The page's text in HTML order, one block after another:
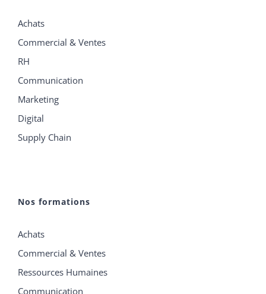
Achats
Commercial & Ventes
RH
Communication
Marketing
Digital
Supply Chain
Nos formations
Achats
Commercial & Ventes
Ressources Humaines
Communication